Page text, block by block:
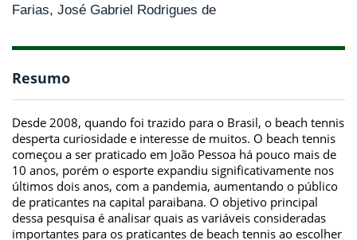
Farias, José Gabriel Rodrigues de
Resumo
Desde 2008, quando foi trazido para o Brasil, o beach tennis
desperta curiosidade e interesse de muitos. O beach tennis
começou a ser praticado em João Pessoa há pouco mais de
10 anos, porém o esporte expandiu significativamente nos
últimos dois anos, com a pandemia, aumentando o público
de praticantes na capital paraibana. O objetivo principal
dessa pesquisa é analisar quais as variáveis consideradas
importantes para os praticantes de beach tennis ao escolher